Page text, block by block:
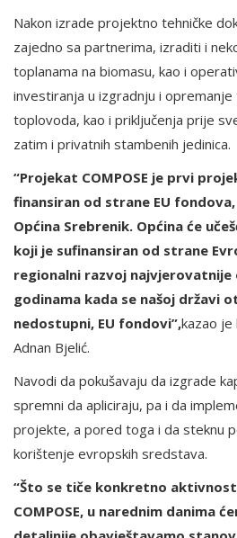
Nakon izrade projektno tehničke
zajedno sa partnerima, izraditi i
toplanama na biomasu, kao i
investiranja u izgradnju i
toplovoda, kao i priključenja prije
zatim i privatnih stambenih jedinica.
“Projekat COMPOSE je prvi
finansiran od strane EU
Općina Srebrenik. Općina će
koji je sufinansiran od strane
regionalni razvoj
godinama kada se našoj državi
nedostupni, EU fondovi”,kazao
Adnan Bjelić.
Navodi da pokušavaju da izgrade
spremni da apliciraju, pa i da
projekte, a pored toga i da steknu
korištenje evropskih sredstava.
“Što se tiče konkretno
COMPOSE, u narednim danima